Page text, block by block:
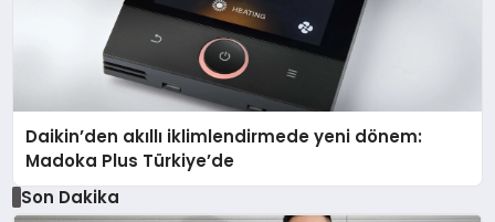
Daikin’den akıllı iklimlendirmede yeni dönem:
Madoka Plus Türkiye’de
Son Dakika